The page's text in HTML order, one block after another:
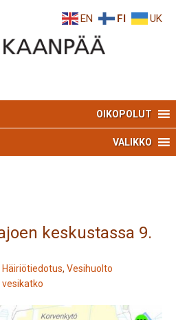
OIKOPOLUT
VALIKKO
keskustassa 9.
Häiriötiedotus, Vesihuolto
vesikatko
EN FI UK